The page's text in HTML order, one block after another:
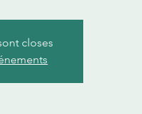
closes